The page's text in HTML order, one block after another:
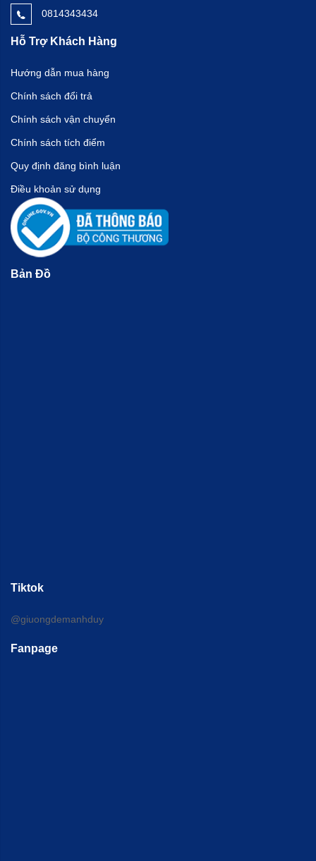
0814343434
Hỗ Trợ Khách Hàng
Hướng dẫn mua hàng
Chính sách đổi trả
Chính sách vận chuyển
Chính sách tích điểm
Quy định đăng bình luận
Điều khoản sử dụng
Bản Đồ
Tiktok
@giuongdemanhduy
Fanpage